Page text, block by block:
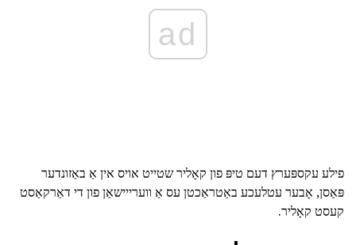
ad
פילע עקספּערץ דעם טיפּ פון קאָליר שטייט אויס אין אַ באַזונדער
פּאַסן, אָבער עטלעכע באַטראַכטן עס אַ ווערייישאַן פון די דאַרקאַסט
קעסט קאָליר.